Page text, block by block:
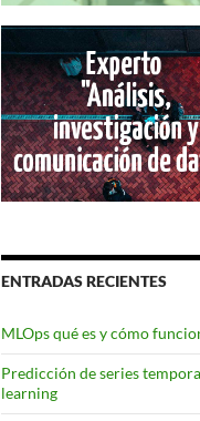
ENTRADAS RECIENTES
MLOps qué es y cómo
Predicción de series
learning